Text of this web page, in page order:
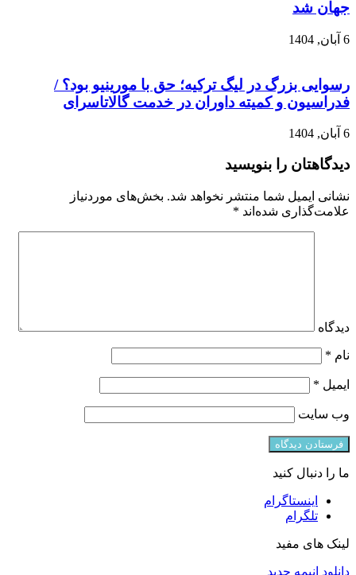
جهان شد
6 آبان, 1404
رسوایی بزرگ در لیگ ترکیه؛ حق با مورینیو بود؟ /
فدراسیون و کمیته داوران در خدمت گالاتاسرای
6 آبان, 1404
دیدگاهتان را بنویسید
نشانی ایمیل شما منتشر نخواهد شد. بخش‌های موردنیاز
علامت‌گذاری شده‌اند *
دیدگاه
نام *
ایمیل *
وب‌ سایت
ما را دنبال کنید
اینستاگرام
تلگرام
لینک های مفید
دانلود انیمه جدید